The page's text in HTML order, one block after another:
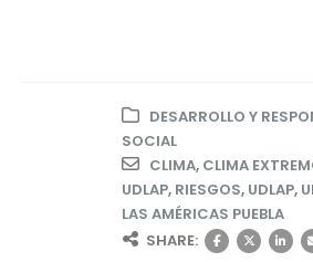
DESARROLLO Y
SOCIAL
CLIMA, CLIMA
UDLAP, RIESGOS, UDLAP,
LAS AMÉRICAS PUEBLA
SHARE: